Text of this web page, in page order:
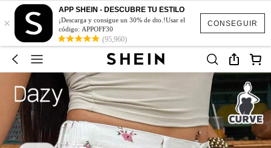
CONSEGUIR
×
APP SHEIN - DESCUBRE TU ESTILO
¡Descarga y consigue un 30% de dto.!Usar el
código: APPOFF30
(95,960)